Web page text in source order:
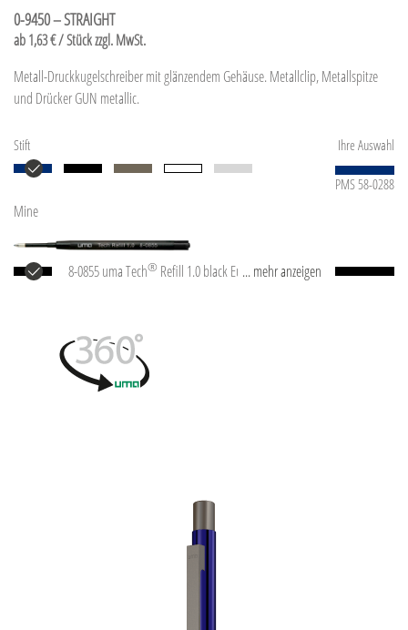
0-9450 – STRAIGHT
ab 1,63 € / Stück zzgl. MwSt.
Metall-Druckkugelschreiber mit glänzendem Gehäuse. Metallclip, Metallspitze
und Drücker GUN metallic.
Ihre Auswahl
Stift
PMS 58-0288
Mine
8-0855 uma Tech® Refill 1.0 black Europäische
Wolfram-Karbid-Kugel (1,0 mm). Schreibleistung: ca.
4.500 m. Deutsche Schreibpaste nach ISO-Norm. Die
uma Tech Refill 1.0 vermittelt ein angenehmes und
... mehr anzeigen